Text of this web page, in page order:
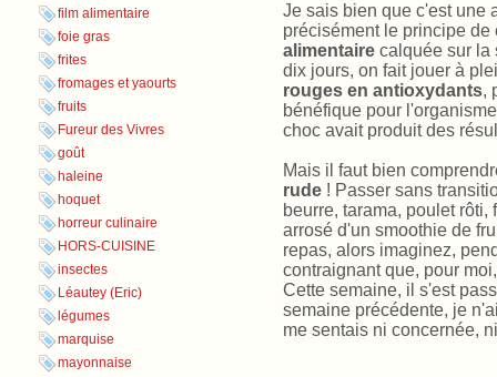
film alimentaire
foie gras
frites
fromages et yaourts
fruits
Fureur des Vivres
goût
haleine
hoquet
horreur culinaire
HORS-CUISINE
insectes
Léautey (Eric)
légumes
marquise
mayonnaise
Je sais bien que c'est une
précisément le principe
alimentaire calquée sur la
dix jours, on fait jouer à
rouges en antioxydants,
bénéfique pour
choc avait produit des
Mais il faut bien
rude ! Passer sans
beurre, tarama, poulet
arrosé d'un smoothie de
repas, alors imaginez,
contraignant que, pour
Cette semaine, il s'est
semaine précédente, je
me sentais ni concernée,